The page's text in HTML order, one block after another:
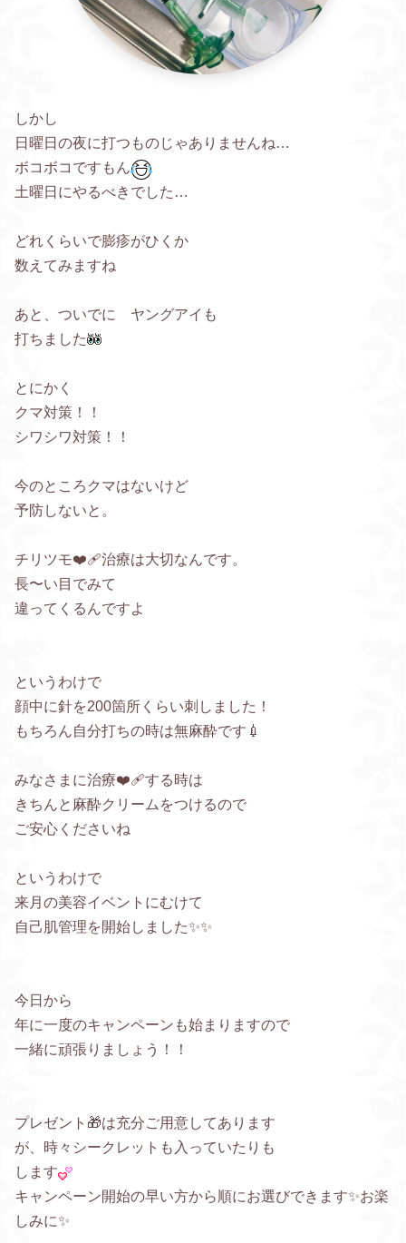
しかし
日曜日の夜に打つものじゃありませんね…
ボコボコですもん
土曜日にやるべきでした…
どれくらいで膨疹がひくか
数えてみますね
あと、ついでに ヤングアイも
打ちました
とにかく
クマ対策！！
シワシワ対策！！
今のところクマはないけど
予防しないと。
チリツモ❤️‍🩹治療は大切なんです。
長〜い目でみて
違ってくるんですよ
というわけで
顔中に針を200箇所くらい刺しました！
もちろん自分打ちの時は無麻酔です💉
みなさまに治療❤️‍🩹する時は
きちんと麻酔クリームをつけるので
ご安心くださいね
というわけで
来月の美容イベントにむけて
自己肌管理を開始しました✨✨
今日から
年に一度のキャンペーンも始まりますので
一緒に頑張りましょう！！
プレゼント🎁は充分ご用意してあります
が、時々シークレットも入っていたりも
します
キャンペーン開始の早い方から順にお選びできます✨お楽
しみに✨